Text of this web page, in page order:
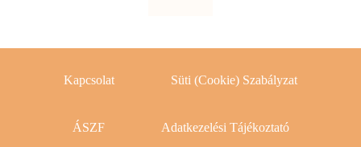
Kapcsolat Süti (Cookie) Szabályzat
ÁSZF Adatkezelési Tájékoztató